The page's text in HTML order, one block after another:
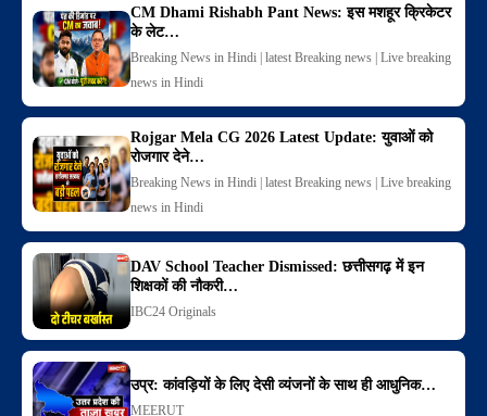
CM Dhami Rishabh Pant News: इस मशहूर क्रिकेटर
के लेट…
Breaking News in Hindi | latest Breaking news | Live breaking
news in Hindi
Rojgar Mela CG 2026 Latest Update: युवाओं को
रोजगार देने…
Breaking News in Hindi | latest Breaking news | Live breaking
news in Hindi
DAV School Teacher Dismissed: छत्तीसगढ़ में इन
शिक्षकों की नौकरी…
IBC24 Originals
उप्र: कांवड़ियों के लिए देसी व्यंजनों के साथ ही आधुनिक…
MEERUT